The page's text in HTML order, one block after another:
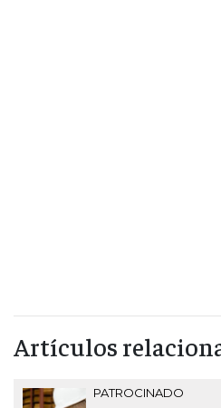
Artículos
PATROCINADO